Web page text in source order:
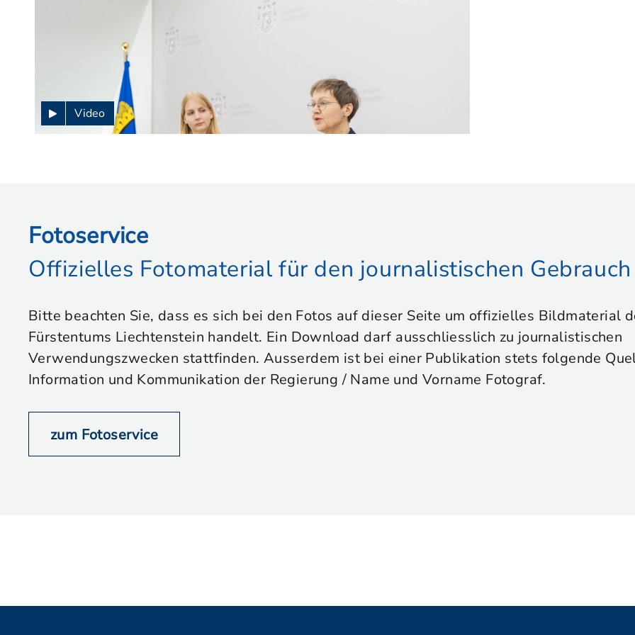
Video
Fotoservice
Offizielles Fotomaterial für den journalistischen Gebrauch
Bitte beachten Sie, dass es sich bei den Fotos auf dieser Seite um offizielles Bildmaterial
Fürstentums Liechtenstein handelt. Ein Download darf ausschliesslich zu journalistischen
Verwendungszwecken stattfinden. Ausserdem ist bei einer Publikation stets folgende
Information und Kommunikation der Regierung / Name und Vorname Fotograf.
zum Fotoservice